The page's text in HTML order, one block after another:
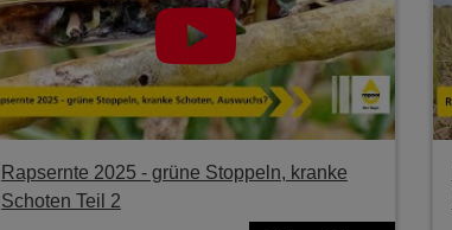
Rapsernte 2025 - grüne Stoppeln, kranke
Schoten Teil 2